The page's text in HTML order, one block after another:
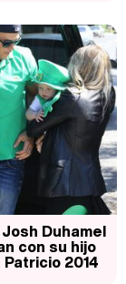
Duhamel
con su hijo
Patricio 2014